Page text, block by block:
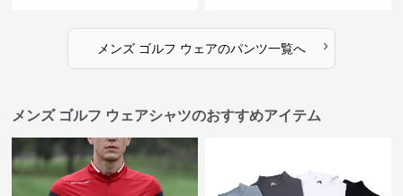
メンズ ゴルフ ウェアのパンツ一覧へ ›
メンズ ゴルフ ウェアシャツのおすすめアイテム